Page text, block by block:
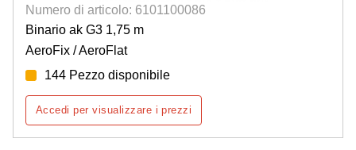
Numero di articolo: 6101100086
Binario ak G3 1,75 m
AeroFix / AeroFlat
144 Pezzo disponibile
Accedi per visualizzare i prezzi